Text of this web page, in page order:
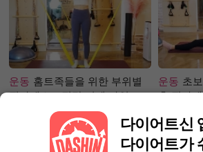
운동 홈트족들을 위한 부위별
필라테스 – 직각 어깨 라인 만
운동 초
홈 필라
다이어트신
다이어트가